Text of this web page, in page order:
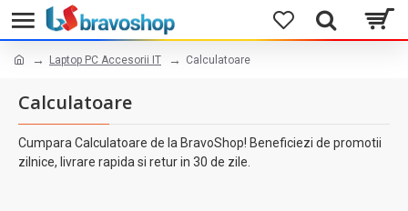
Laptop PC Accesorii IT Calculatoare
Calculatoare
Cumpara Calculatoare de la BravoShop! Beneficiezi de promotii
zilnice, livrare rapida si retur in 30 de zile.